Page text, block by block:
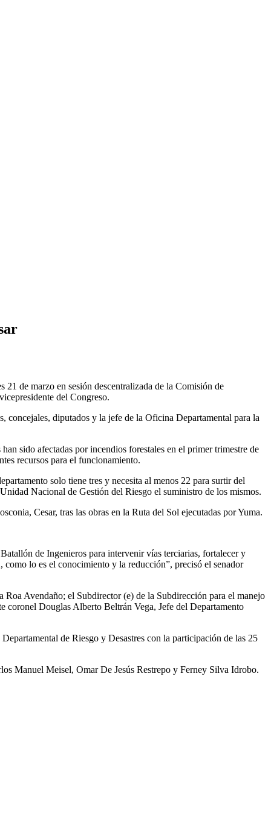
21 de marzo en sesión descentralizada de la Comisión de
del Congreso.
concejales, diputados y la jefe de la Oficina Departamental para la
sido afectadas por incendios forestales en el primer trimestre de
recursos para el funcionamiento.
solo tiene tres y necesita al menos 22 para surtir del
Nacional de Gestión del Riesgo el suministro de los mismos.
Cesar, tras las obras en la Ruta del Sol ejecutadas por Yuma.
de Ingenieros para intervenir vías terciarias, fortalecer y
lo es el conocimiento y la reducción”, precisó el senador
Avendaño; el Subdirector (e) de la Subdirección para el manejo
coronel Douglas Alberto Beltrán Vega, Jefe del Departamento
de Riesgo y Desastres con la participación de las 25
Manuel Meisel, Omar De Jesús Restrepo y Ferney Silva Idrobo.